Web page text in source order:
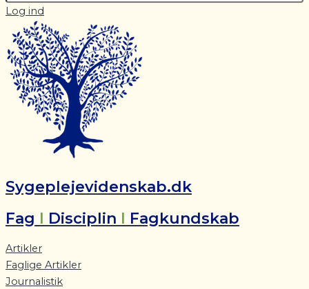
Log ind
Sygeplejevidenskab.dk
Fag I Disciplin I Fagkundskab
Artikler
Faglige Artikler
Journalistik